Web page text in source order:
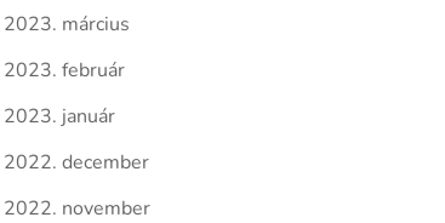
2023. március
2023. február
2023. január
2022. december
2022. november